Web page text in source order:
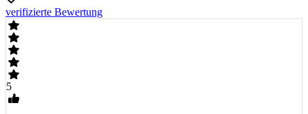
verifizierte Bewertung
5